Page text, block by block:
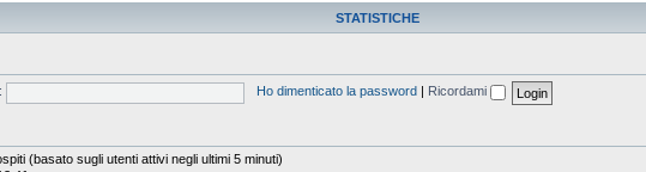
STATISTICHE
Ho dimenticato la password Ricordami
(basato sugli utenti attivi negli ultimi 5 minuti)